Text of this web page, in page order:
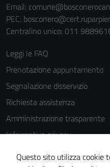
Email:
PEC:
Centralino unico: 011
Leggi le FAQ
Prenotazione appuntamento
Segnalazione disservizio
Richiesta assistenza
Amministrazione trasparente
Informativa privacy
Cookie Policy
Questo sito utilizza cookie